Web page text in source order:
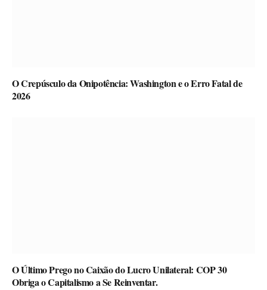
O Crepúsculo da Onipotência: Washington e o Erro Fatal de
2026
O Último Prego no Caixão do Lucro Unilateral: COP 30
Obriga o Capitalismo a Se Reinventar.